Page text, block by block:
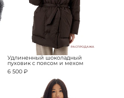
РАСПРОДАЖА
Удлиненный шоколадный
пуховик с поясом и мехом
6 500 ₽